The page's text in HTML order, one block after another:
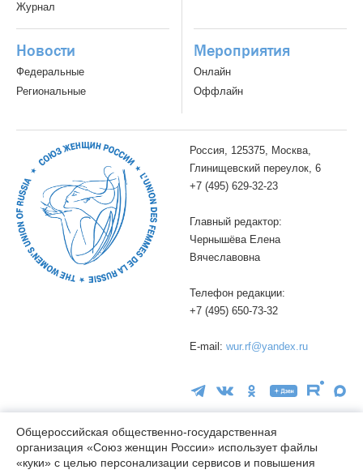
Журнал
Новости
Федеральные
Региональные
Мероприятия
Онлайн
Оффлайн
Россия, 125375, Москва,
Глинищевский переулок, 6
+7 (495) 629-32-23
Главный редактор:
Чернышёва Елена
Вячеславовна
Телефон редакции:
+7 (495) 650-73-32
E-mail: wur.rf@yandex.ru
16+
Общероссийская общественно-государственная
организация «Союз женщин России» использует файлы
«куки» с целью персонализации сервисов и повышения